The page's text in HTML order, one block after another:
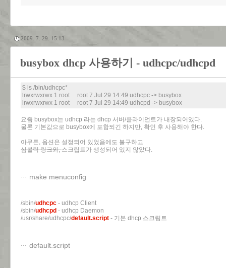
2009. 7. 29. 15:13
busybox dhcp 사용하기 - udhcpc/udhcpd
$ ls /bin/udhcpc*
lrwxrwxrwx 1 root root 7 Jul 29 14:49 udhcpc -> busybox
lrwxrwxrwx 1 root root 7 Jul 29 14:49 udhcpd -> busybox
요즘 busybox는 udhcp 라는 dhcp 서버/클라이언트가 내장되어있다.
물론 기본값으로 busybox에 포함되긴 하지만, 확인 후 사용해야 한다.
아무튼, 옵션은 설정되어 있었음에도 불구하고
심볼릭 링크와,스크립트가 생성되어 있지 않았다.
make menuconfig
/sbin/udhcpc - udhcp Client
/sbin/udhcpd - udhcp Daemon
/usr/share/udhcpc/default.script - 기본 dhcp 스크립트
default.script